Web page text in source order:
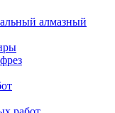
алмазный